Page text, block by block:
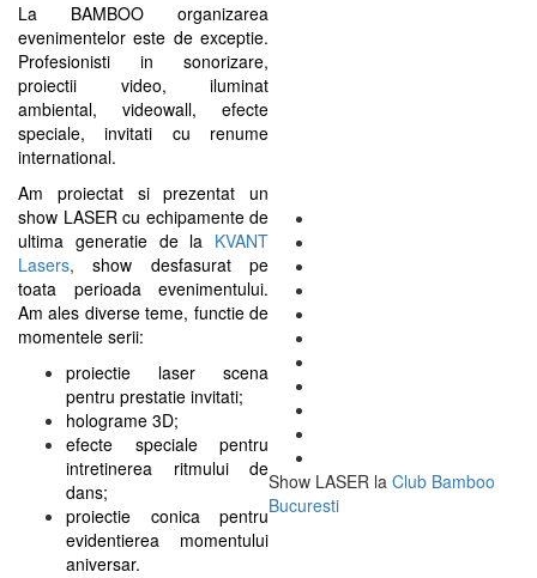
La BAMBOO organizarea
evenimentelor este de exceptie.
Profesionisti in sonorizare,
proiectii video, iluminat
ambiental, videowall, efecte
speciale, invitati cu renume
international.
Am proiectat si prezentat un
show LASER cu echipamente de
ultima generatie de la KVANT
Lasers,show desfasurat pe
toata perioada evenimentului.
Am ales diverse teme, functie de
momentele serii:
proiectie laser scena
pentru prestatie invitati;
holograme 3D;
efecte speciale pentru
intretinerea ritmului de
dans;
proiectie conica pentru
evidentierea momentului
aniversar.
Show LASER la Club Bamboo
Bucuresti